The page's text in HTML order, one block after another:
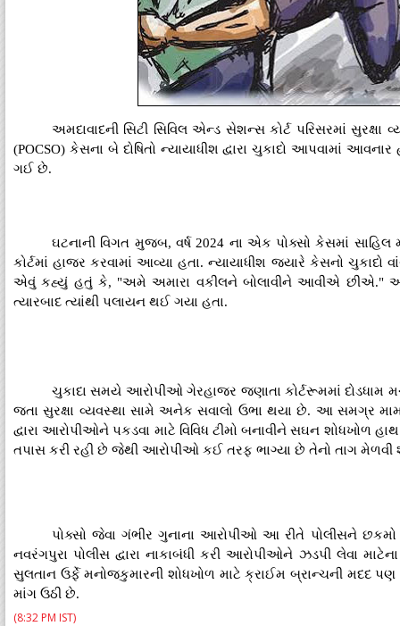
અમદાવાદની સિટી સિવિલ એન્ડ સેશન્સ કોર્ટ પરિસરમાં
(POCSO) કેસના બે દોષિતો ન્યાયાધીશ દ્વારા ચુકાદો આપવામાં
ગઈ છે.
ઘટનાની વિગત મુજબ, વર્ષ 2024 ના એક પોક્સો કેસમાં
કોર્ટમાં હાજર કરવામાં આવ્યા હતા. ન્યાયાધીશ જ્યારે કેસનો
એવું કહ્યું હતું કે, "અમે અમારા વકીલને બોલાવીને આવીએ છીએ." આ
ત્યારબાદ ત્યાંથી પલાયન થઈ ગયા હતા.
ચુકાદા સમયે આરોપીઓ ગેરહાજર જણાતા કોર્ટરૂમમાં દોડધામ
જતા સુરક્ષા વ્યવસ્થા સામે અનેક સવાલો ઉભા થયા છે. આ સમગ્ર
દ્વારા આરોપીઓને પકડવા માટે વિવિધ ટીમો બનાવીને સઘન શોધખોળ
તપાસ કરી રહી છે જેથી આરોપીઓ કઈ તરફ ભાગ્યા છે તેનો તાગ મેળવી
પોક્સો જેવા ગંભીર ગુનાના આરોપીઓ આ રીતે પોલીસને
નવરંગપુરા પોલીસ દ્વારા નાકાબંધી કરી આરોપીઓને ઝડપી લેવા
સુલતાન ઉર્ફે મનોજકુમારની શોધખોળ માટે ક્રાઈમ બ્રાન્ચની મદદ પણ
માંગ ઉઠી છે.
(8:32 PM IST)